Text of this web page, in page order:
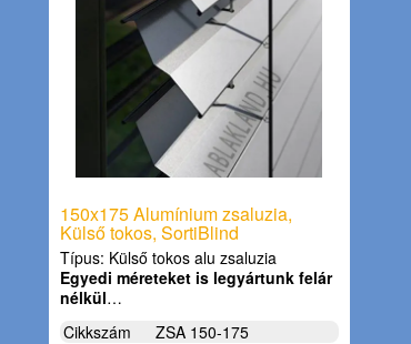
150x175 Alumínium zsaluzia,
Külső tokos, SortiBlind
Típus: Külső tokos alu zsaluzia
Egyedi méreteket is legyártunk felár
nélkül…
Cikkszám
ZSA 150-175